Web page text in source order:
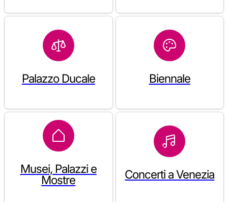
Palazzo Ducale Biennale
Musei, Palazzi e
Mostre
Concerti a Venezia